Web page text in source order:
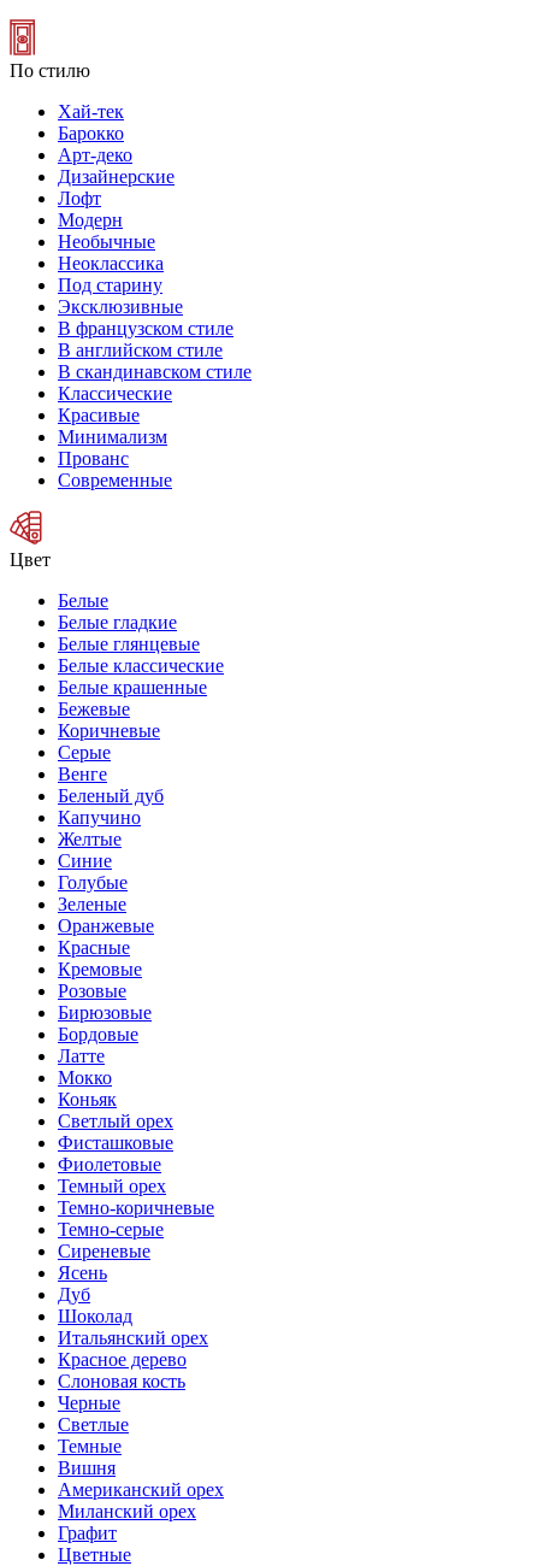
По стилю
Хай-тек
Барокко
Арт-деко
Дизайнерские
Лофт
Модерн
Необычные
Неоклассика
Под старину
Эксклюзивные
В французском стиле
В английском стиле
В скандинавском стиле
Классические
Красивые
Минимализм
Прованс
Современные
Цвет
Белые
Белые гладкие
Белые глянцевые
Белые классические
Белые крашенные
Бежевые
Коричневые
Серые
Венге
Беленый дуб
Капучино
Желтые
Синие
Голубые
Зеленые
Оранжевые
Красные
Кремовые
Розовые
Бирюзовые
Бордовые
Латте
Мокко
Коньяк
Светлый орех
Фисташковые
Фиолетовые
Темный орех
Темно-коричневые
Темно-серые
Сиреневые
Ясень
Дуб
Шоколад
Итальянский орех
Красное дерево
Слоновая кость
Черные
Светлые
Темные
Вишня
Американский орех
Миланский орех
Графит
Цветные